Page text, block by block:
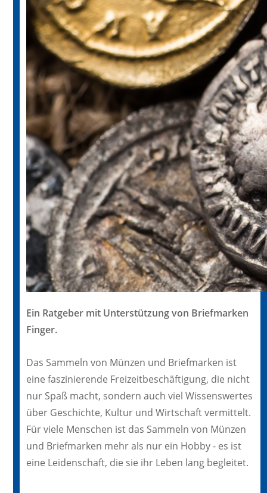
Ein Ratgeber mit Unterstützung von Briefmarken
Finger.
Das Sammeln von Münzen und Briefmarken ist
eine faszinierende Freizeitbeschäftigung, die nicht
nur Spaß macht, sondern auch viel Wissenswertes
über Geschichte, Kultur und Wirtschaft vermittelt.
Für viele Menschen ist das Sammeln von Münzen
und Briefmarken mehr als nur ein Hobby - es ist
eine Leidenschaft, die sie ihr Leben lang begleitet.